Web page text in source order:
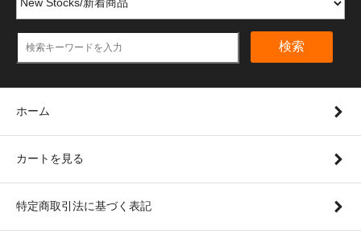
検索
ホーム
カートを見る
特定商取引法に基づく表記